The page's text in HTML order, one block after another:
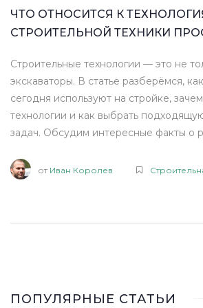
ЧТО ОТНОСИТСЯ К
СТРОИТЕЛЬНОЙ ТЕХНИКИ
Строительные технологии — это не
экскаваторы. В статье разберёмся,
сегодня используют на стройке,
технологии и как выбрать
задач. Обсудим интересные факты о
Всё — на понятном языке, без
от Иван Королев
ПОПУЛЯРНЫЕ СТАТЬИ